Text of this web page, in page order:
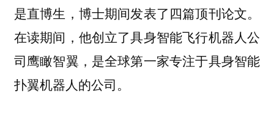
是直博生，博士期间发表了四篇顶刊论文。
在读期间，他创立了具身智能飞行机器人公
司鹰瞰智翼，是全球第一家专注于具身智能
扑翼机器人的公司。